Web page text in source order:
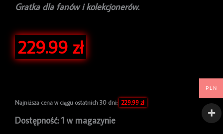
Gratka dla fanów i kolekcjonerów.
229.99 zł
Najniższa cena w ciągu ostatnich 30 dni: 229.99 zł
Dostępność: 1 w magazynie
ilość
PLN